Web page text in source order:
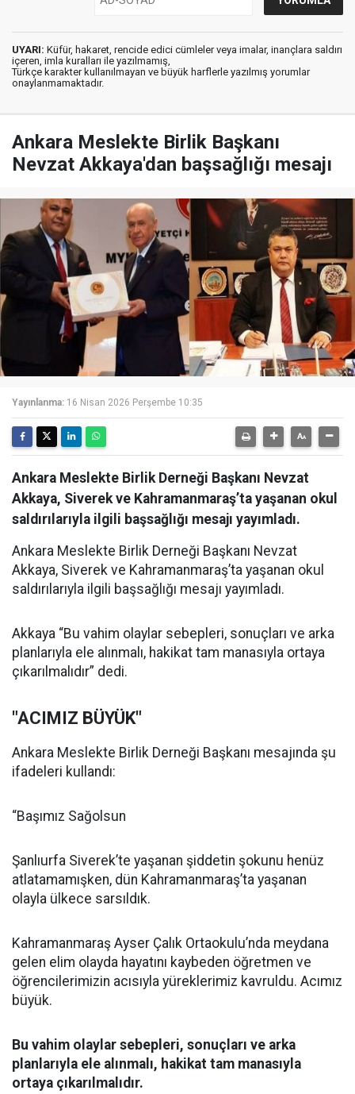
UYARI: Küfür, hakaret, rencide edici cümleler veya imalar, inançlara saldırı
içeren, imla kuralları ile yazılmamış,
Türkçe karakter kullanılmayan ve büyük harflerle yazılmış yorumlar
onaylanmamaktadır.
Ankara Meslekte Birlik Başkanı
Nevzat Akkaya'dan başsağlığı mesajı
Yayınlanma: 16 Nisan 2026 Perşembe 10:35
Ankara Meslekte Birlik Derneği Başkanı Nevzat
Akkaya, Siverek ve Kahramanmaraş’ta yaşanan okul
saldırılarıyla ilgili başsağlığı mesajı yayımladı.
Ankara Meslekte Birlik Derneği Başkanı Nevzat
Akkaya, Siverek ve Kahramanmaraş’ta yaşanan okul
saldırılarıyla ilgili başsağlığı mesajı yayımladı.
Akkaya “Bu vahim olaylar sebepleri, sonuçları ve arka
planlarıyla ele alınmalı, hakikat tam manasıyla ortaya
çıkarılmalıdır” dedi.
"ACIMIZ BÜYÜK"
Ankara Meslekte Birlik Derneği Başkanı mesajında şu
ifadeleri kullandı:
“Başımız Sağolsun
Şanlıurfa Siverek’te yaşanan şiddetin şokunu henüz
atlatamamışken, dün Kahramanmaraş’ta yaşanan
olayla ülkece sarsıldık.
Kahramanmaraş Ayser Çalık Ortaokulu’nda meydana
gelen elim olayda hayatını kaybeden öğretmen ve
öğrencilerimizin acısıyla yüreklerimiz kavruldu. Acımız
büyük.
Bu vahim olaylar sebepleri, sonuçları ve arka
planlarıyla ele alınmalı, hakikat tam manasıyla
ortaya çıkarılmalıdır.